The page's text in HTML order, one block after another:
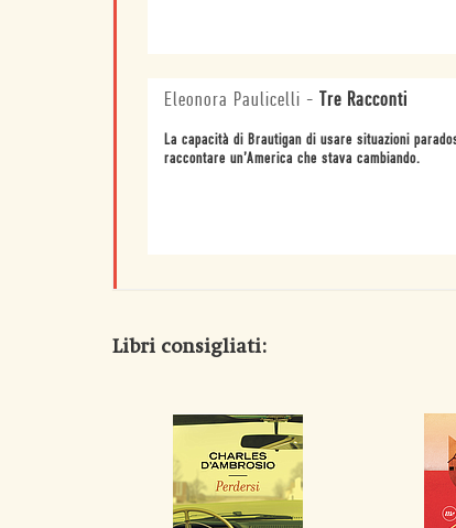
Eleonora Paulicelli - Tre Racconti
La capacità di Brautigan di usare situazioni
raccontare un’America che stava cambiando.
Libri consigliati: